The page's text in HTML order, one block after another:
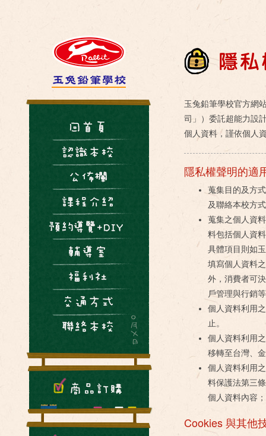
玉兔鉛筆學校官方網
司」）委託超能力設
個人資料，謹依個人
隱私權聲明的適
蒐集目的及方
及聯絡本校方
蒐集之個人資
料包括個人資
具體項目則如
填寫個人資料
外，消費者可
戶管理與行銷
個人資料利用
止。
個人資料利用
移轉至台灣、
個人資料利用
料保護法第三
個人資料內容
Cookies 與其他